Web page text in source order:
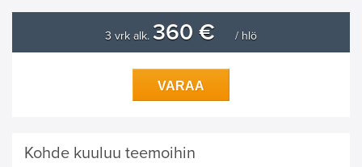
3 vrk alk. 360 € / hlö
VARAA
Kohde kuuluu teemoihin